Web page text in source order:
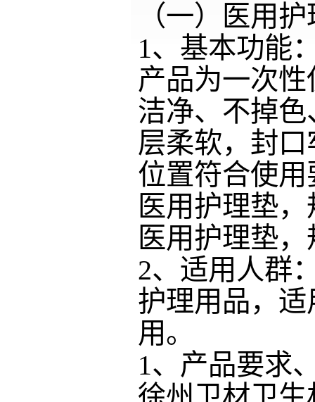
（一）医用
1、基本功能
产品为一次
洁净、不掉
层柔软，封
位置符合使用
医用护理垫
医用护理垫
2、适用人群
护理用品，
用。
1、 产品要求